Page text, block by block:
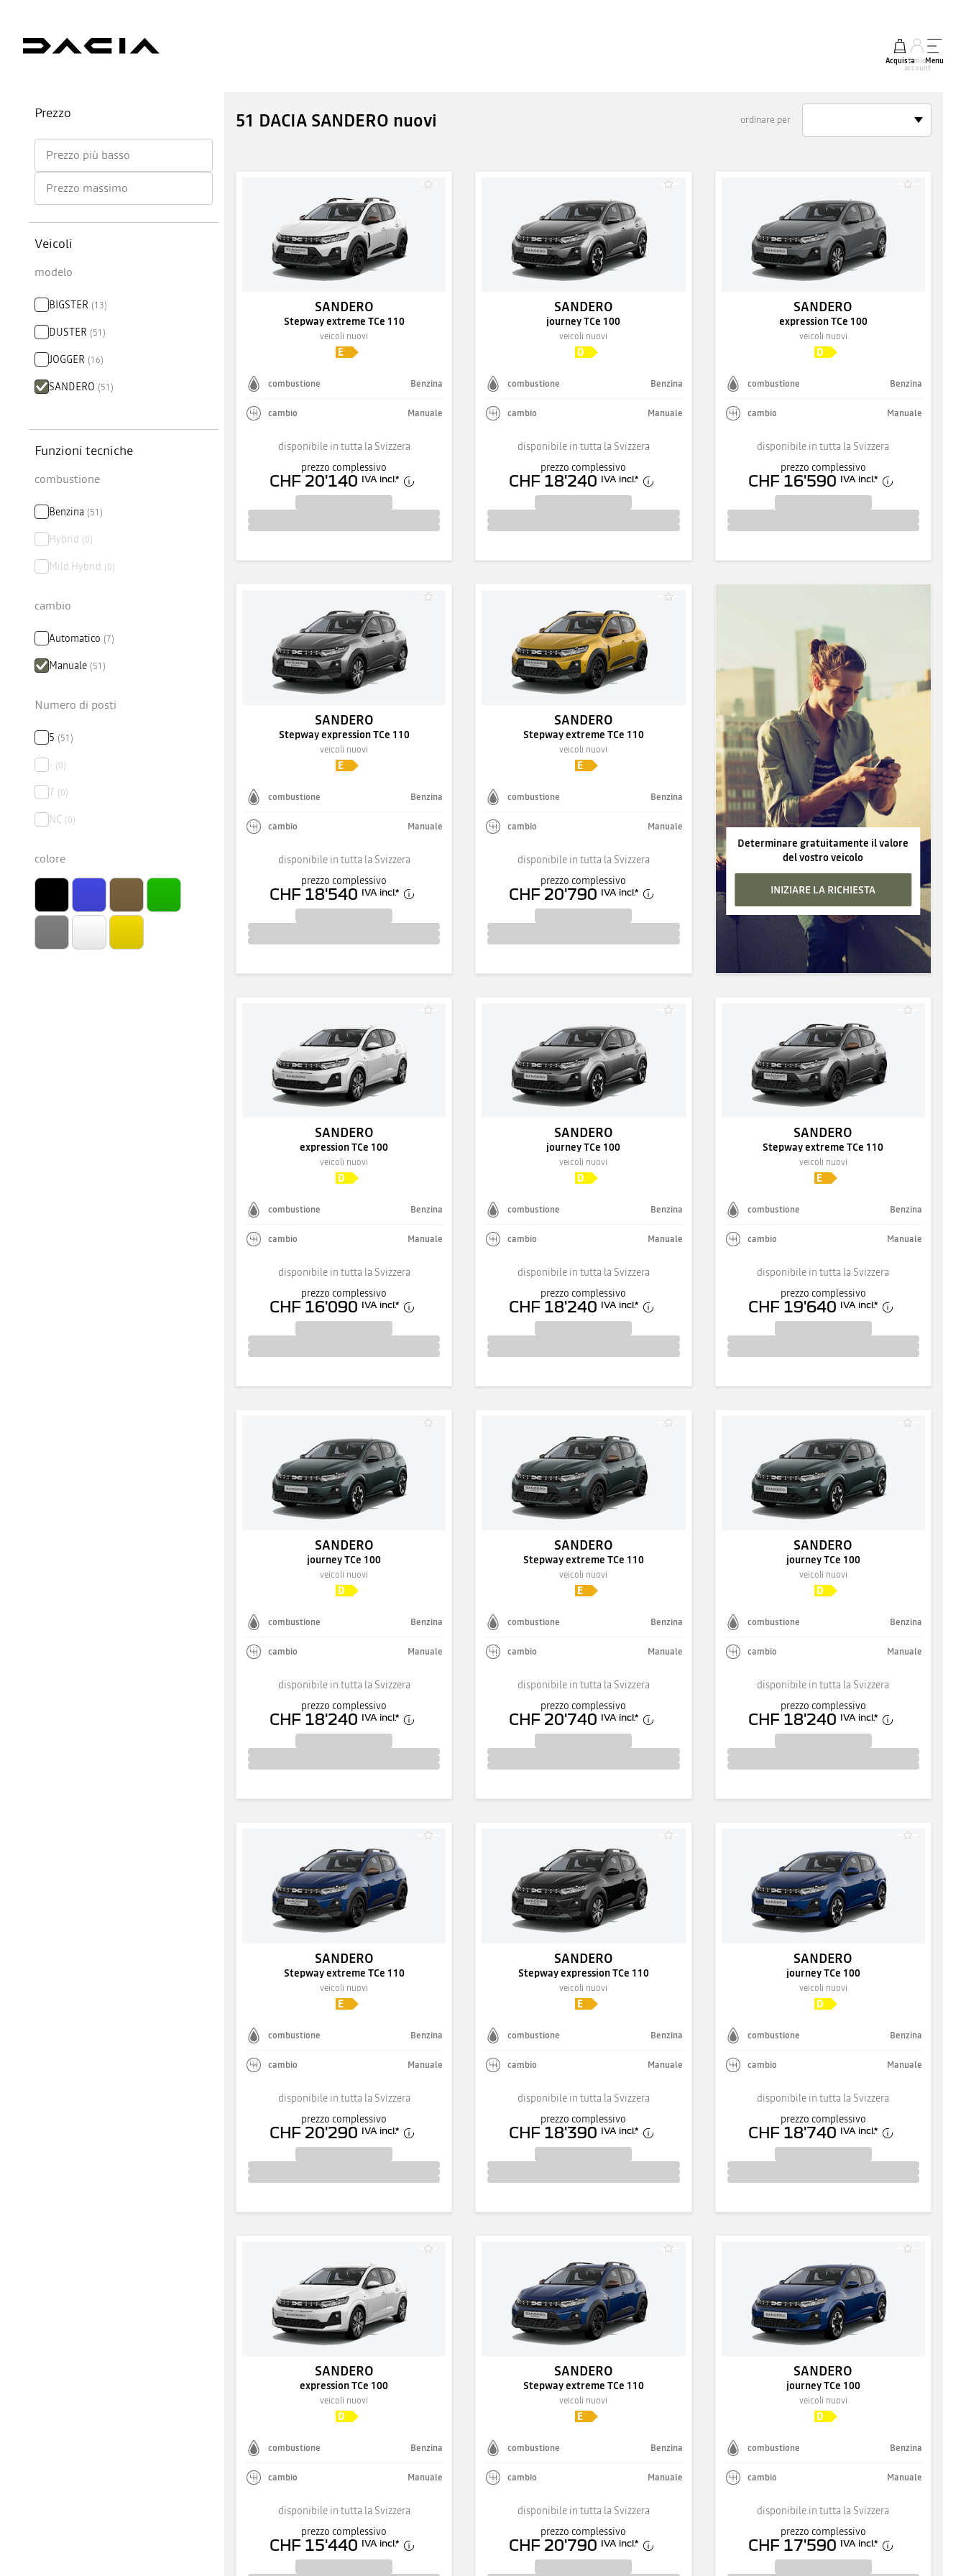
AcquistaIl mio
account
Menu
Prezzo
Prezzo più basso
Prezzo massimo
Veicoli
modelo
BIGSTER (13)
DUSTER (51 )
JOGGER (16)
SANDERO (51 )
Funzioni tecniche
combustione
Benzina (51 )
Hybrid (0)
Mild Hybrid (0)
cambio
Automatico (7)
Manuale (51 )
Numero di posti
5 (51 )
- (0)
7 (0)
NC (0)
colore
51 DACIA SANDERO nuovi ordinare per
SANDERO
Stepway extreme TCe 110
veicoli nuovi
combustione Benzina
cambio Manuale
disponibile in tutta la Svizzera
prezzo complessivo
CHF 20'140 IVA incl.*
SANDERO
journey TCe 100
veicoli nuovi
combustione Benzina
cambio Manuale
disponibile in tutta la Svizzera
prezzo complessivo
CHF 18'240 IVA incl.*
SANDERO
expression TCe 100
veicoli nuovi
combustione Benzina
cambio Manuale
disponibile in tutta la Svizzera
prezzo complessivo
CHF 16'590 IVA incl.*
SANDERO
Stepway expression TCe 110
veicoli nuovi
combustione Benzina
cambio Manuale
disponibile in tutta la Svizzera
prezzo complessivo
CHF 18'540 IVA incl.*
SANDERO
Stepway extreme TCe 110
veicoli nuovi
combustione Benzina
cambio Manuale
disponibile in tutta la Svizzera
prezzo complessivo
CHF 20'790 IVA incl.*
Determinare gratuitamente il valore
del vostro veicolo
INIZIARE LA RICHIESTA
SANDERO
expression TCe 100
veicoli nuovi
combustione Benzina
cambio Manuale
disponibile in tutta la Svizzera
prezzo complessivo
CHF 16'090 IVA incl.*
SANDERO
journey TCe 100
veicoli nuovi
combustione Benzina
cambio Manuale
disponibile in tutta la Svizzera
prezzo complessivo
CHF 18'240 IVA incl.*
SANDERO
Stepway extreme TCe 110
veicoli nuovi
combustione Benzina
cambio Manuale
disponibile in tutta la Svizzera
prezzo complessivo
CHF 19'640 IVA incl.*
SANDERO
journey TCe 100
veicoli nuovi
combustione Benzina
cambio Manuale
disponibile in tutta la Svizzera
prezzo complessivo
CHF 18'240 IVA incl.*
SANDERO
Stepway extreme TCe 110
veicoli nuovi
combustione Benzina
cambio Manuale
disponibile in tutta la Svizzera
prezzo complessivo
CHF 20'740 IVA incl.*
SANDERO
journey TCe 100
veicoli nuovi
combustione Benzina
cambio Manuale
disponibile in tutta la Svizzera
prezzo complessivo
CHF 18'240 IVA incl.*
SANDERO
Stepway extreme TCe 110
veicoli nuovi
combustione Benzina
cambio Manuale
disponibile in tutta la Svizzera
prezzo complessivo
CHF 20'290 IVA incl.*
SANDERO
Stepway expression TCe 110
veicoli nuovi
combustione Benzina
cambio Manuale
disponibile in tutta la Svizzera
prezzo complessivo
CHF 18'390 IVA incl.*
SANDERO
journey TCe 100
veicoli nuovi
combustione Benzina
cambio Manuale
disponibile in tutta la Svizzera
prezzo complessivo
CHF 18'740 IVA incl.*
SANDERO
expression TCe 100
veicoli nuovi
combustione Benzina
cambio Manuale
disponibile in tutta la Svizzera
prezzo complessivo
CHF 15'440 IVA incl.*
SANDERO
Stepway extreme TCe 110
veicoli nuovi
combustione Benzina
cambio Manuale
disponibile in tutta la Svizzera
prezzo complessivo
CHF 20'790 IVA incl.*
SANDERO
journey TCe 100
veicoli nuovi
combustione Benzina
cambio Manuale
disponibile in tutta la Svizzera
prezzo complessivo
CHF 17'590 IVA incl.*